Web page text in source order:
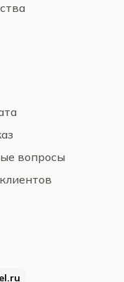
вопросы